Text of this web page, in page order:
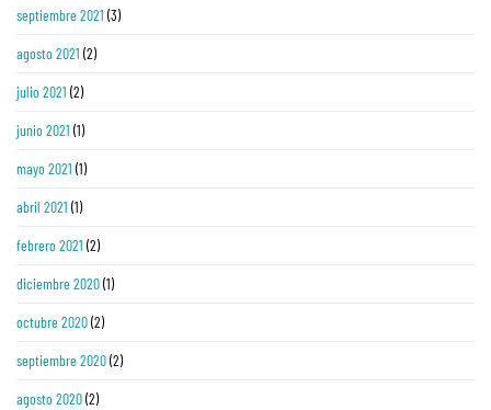
septiembre 2021 (3)
agosto 2021 (2)
julio 2021 (2)
junio 2021 (1)
mayo 2021 (1)
abril 2021 (1)
febrero 2021 (2)
diciembre 2020(1)
octubre 2020(2)
septiembre 2020(2)
agosto 2020(2)